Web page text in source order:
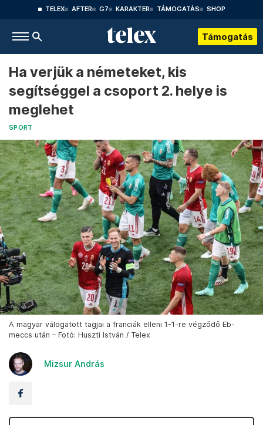
TELEX AFTER G7 KARAKTER TÁMOGATÁS SHOP
Támogatás
Ha verjük a németeket, kis
segítséggel a csoport 2. helye is
meglehet
SPORT
A magyar válogatott tagjai a franciák elleni 1-1-re végződő Eb-
meccs után – Fotó: Huszti István / Telex
Mizsur András